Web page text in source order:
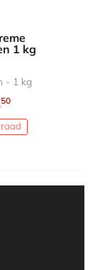
1 kg
- 1 kg
50